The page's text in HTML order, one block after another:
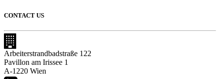
CONTACT US
Arbeiterstrandbadstraße 122
Pavillon am Irissee 1
A-1220 Wien